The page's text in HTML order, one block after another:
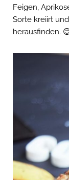
Feigen,
Sorte kreiirt
herausfinden.